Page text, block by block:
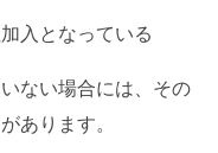
入となっている
ない場合には、その
あります。